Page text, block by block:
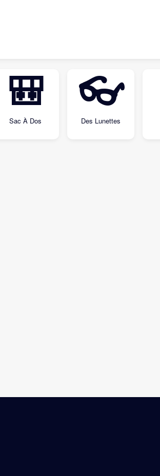
🎒
Sac À Dos
👓
Des Lunettes